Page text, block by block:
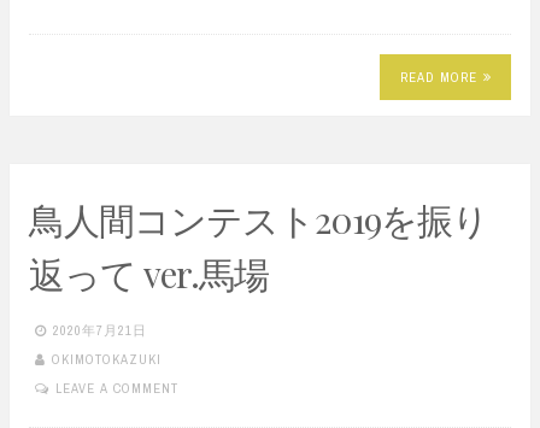
READ MORE
鳥人間コンテスト2019を振り
返って ver.馬場
2020年7月21日
OKIMOTOKAZUKI
LEAVE A COMMENT